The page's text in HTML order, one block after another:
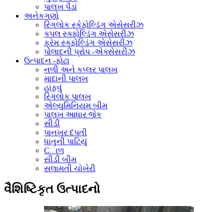
પાલખ પૈડાં
અનેકગણો
રિંગલોક સ્કેફોલ્ડિંગ એસેસરીઝ
કપલ સ્ક્ફોલ્ડિંગ એસેસરીઝ
ફ્રેમ સ્ક્ફોલ્ડિંગ એસેસરીઝ
પોલાદની પ્રોપ -એક્સેસરીઝ
ઉત્પાદન -ફોટા
નળી અને કપ્લર પાલખ
માદાની પાલખ
હાંફવું
રિંગલોક પાલખ
એલ્યુમિનિયમ બીમ
પાલખ આધાર જેક
સીડી
પાનખર દંપતી
ધાતુની પાટિયું
Cાળ
સીડી બીમ
સલામતી ચોખેરી
વૈશિષ્ટિકૃત ઉત્પાદનો